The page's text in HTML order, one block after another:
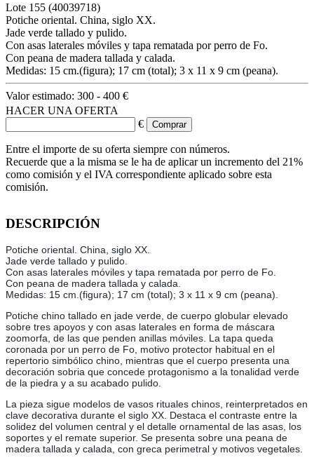
Lote 155 (40039718)
Potiche oriental. China, siglo XX.
Jade verde tallado y pulido.
Con asas laterales móviles y tapa rematada por perro de Fo.
Con peana de madera tallada y calada.
Medidas: 15 cm.(figura); 17 cm (total); 3 x 11 x 9 cm (peana).
Valor estimado: 300 - 400 €
HACER UNA OFERTA
€
Entre el importe de su oferta siempre con números.
Recuerde que a la misma se le ha de aplicar un incremento del 21%
como comisión y el IVA correspondiente aplicado sobre esta
comisión.
DESCRIPCIÓN
Potiche oriental. China, siglo XX.
Jade verde tallado y pulido.
Con asas laterales móviles y tapa rematada por perro de Fo.
Con peana de madera tallada y calada.
Medidas: 15 cm.(figura); 17 cm (total); 3 x 11 x 9 cm (peana).
Potiche chino tallado en jade verde, de cuerpo globular elevado
sobre tres apoyos y con asas laterales en forma de máscara
zoomorfa, de las que penden anillas móviles. La tapa queda
coronada por un perro de Fo, motivo protector habitual en el
repertorio simbólico chino, mientras que el cuerpo presenta una
decoración sobria que concede protagonismo a la tonalidad verde
de la piedra y a su acabado pulido.
La pieza sigue modelos de vasos rituales chinos, reinterpretados en
clave decorativa durante el siglo XX. Destaca el contraste entre la
solidez del volumen central y el detalle ornamental de las asas, los
soportes y el remate superior. Se presenta sobre una peana de
madera tallada y calada, con greca perimetral y motivos vegetales.